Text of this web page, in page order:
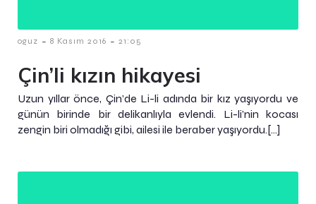
oguz - 8 Kasım 2016 - 21:05
Çin’li kızın hikayesi
Uzun yıllar önce, Çin’de Li-li adında bir kız yaşıyordu ve
günün birinde bir delikanlıyla evlendi. Li-li’nin kocası
zengin biri olmadığı gibi, ailesi ile beraber yaşıyordu.[…]